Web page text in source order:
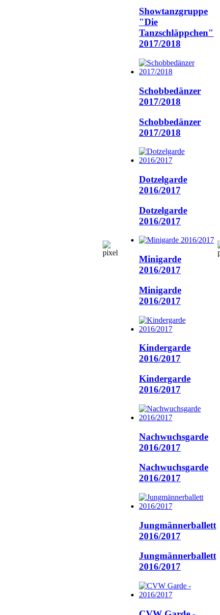
Showtanzgruppe
"Die
Tanzschläppchen"
2017/2018
Schobbedänzer
2017/2018
Schobbedänzer
2017/2018
Dotzelgarde
2016/2017
Dotzelgarde
2016/2017
Minigarde
2016/2017
Minigarde
2016/2017
Kindergarde
2016/2017
Kindergarde
2016/2017
Nachwuchsgarde
2016/2017
Nachwuchsgarde
2016/2017
Jungmännerballett
2016/2017
Jungmännerballett
2016/2017